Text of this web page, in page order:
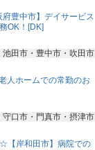
豊中市】デイサービス
OK！[DK]
池田市・豊中市・吹田市
人ホームでの常勤のお
守口市・門真市・摂津市
【岸和田市】病院での